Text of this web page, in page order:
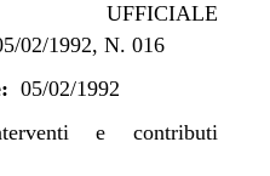
UFFICIALE
02/1992, N. 016
05/02/1992
e contributi